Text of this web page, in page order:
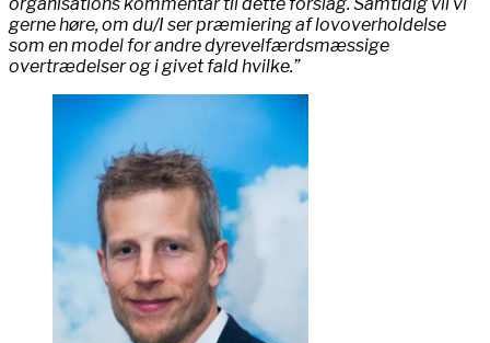
gerne høre, om du/I ser præmiering af lovoverholdelse
som en model for andre dyrevelfærdsmæssige
overtrædelser og i givet fald hvilke.”